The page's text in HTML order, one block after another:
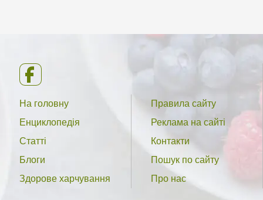
На головну
Енциклопедія
Статті
Блоги
Здорове харчування
Правила сайту
Реклама на сайті
Контакти
Пошук по сайту
Про нас